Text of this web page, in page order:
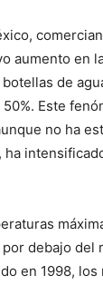
aumento en
de
Este
no ha
debajo del
en 1998,